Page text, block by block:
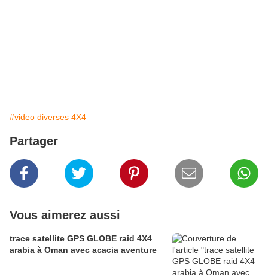
#video diverses 4X4
Partager
Vous aimerez aussi
trace satellite GPS GLOBE raid 4X4
arabia à Oman avec acacia aventure